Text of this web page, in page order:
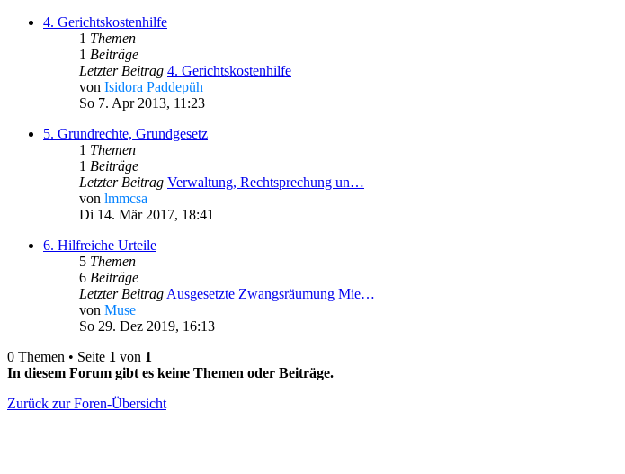
4. Gerichtskostenhilfe
1 Themen
1 Beiträge
Letzter Beitrag 4. Gerichtskostenhilfe
von Isidora Paddepüh
So 7. Apr 2013, 11:23
5. Grundrechte, Grundgesetz
1 Themen
1 Beiträge
Letzter Beitrag Verwaltung, Rechtsprechung un…
von lmmcsa
Di 14. Mär 2017, 18:41
6. Hilfreiche Urteile
5 Themen
6 Beiträge
Letzter Beitrag Ausgesetzte Zwangsräumung Mie…
von Muse
So 29. Dez 2019, 16:13
0 Themen • Seite 1 von 1
In diesem Forum gibt es keine Themen oder Beiträge.
Zurück zur Foren-Übersicht